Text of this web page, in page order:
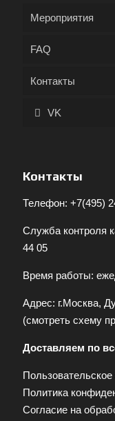
Мероприятия
FAQ
Контакты
VK
Контакты
Телефон: +7(495)
Служба контроля
44 05
Время работы:
Адрес: г.Москва,
(смотреть схему
Доставляем по
Политика
Согласие на